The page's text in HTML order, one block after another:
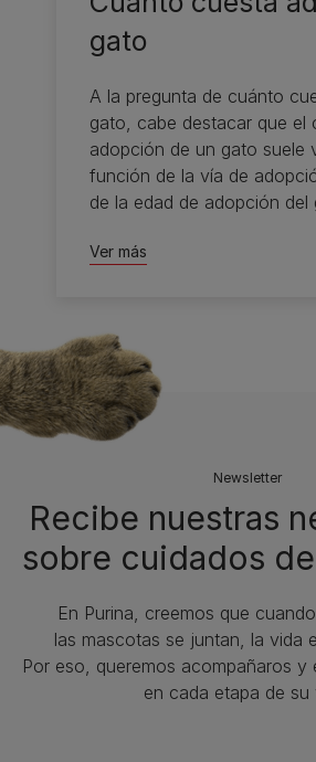
gato
A la pregunta de cuánto
gato, cabe destacar que el
adopción de un gato suele
función de la vía de
de la edad de adopción del
Ver más
Newsletter
Recibe nuestras
sobre cuidados
En Purina, creemos que
las mascotas se juntan, la vida
Por eso, queremos acompañaros y
en cada etapa de su